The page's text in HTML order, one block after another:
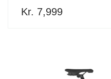
Kr. 7,999